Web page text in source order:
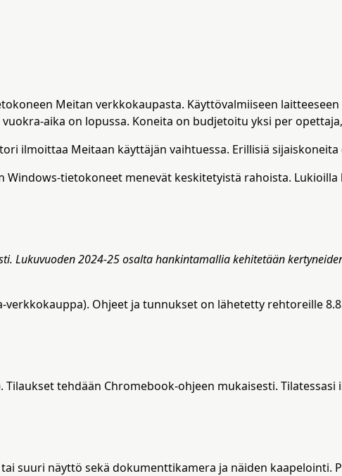
Meitan verkkokaupasta. Käyttövalmiiseen
aika on lopussa. Koneita on budjetoitu yksi per
ilmoittaa Meitaan käyttäjän vaihtuessa. Erillisiä
Windows-tietokoneet menevät keskitetyistä rahoista.
Lukuvuoden 2024-25 osalta hankintamallia kehitetään
Ohjeet ja tunnukset on lähetetty rehtoreille
tehdään Chromebook-ohjeen mukaisesti.
suuri näyttö sekä dokumenttikamera ja näiden